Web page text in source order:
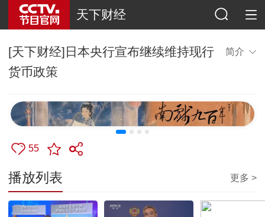
天下财经
[天下财经]日本央行宣布继续维持现行
货币政策
简介
55
播放列表 更多 >